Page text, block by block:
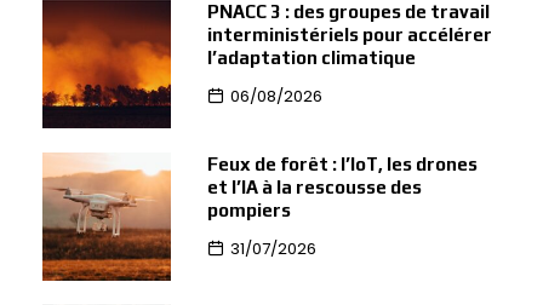
PNACC 3 : des groupes de travail
interministériels pour accélérer
l’adaptation climatique
06/08/2026
Feux de forêt : l’IoT, les drones
et l’IA à la rescousse des
pompiers
31/07/2026